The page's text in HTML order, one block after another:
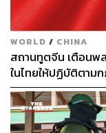
เข้าใจ
“อย่าคิ
ใหญ่เกิ
คิดมาก
“ทำไม
เพราะเ
ทุกข์มา
แล้ว ทุก
WORLD / CHINA
สถานทูตจีน เตือนพ
ในไทยให้ปฏิบัติตาม